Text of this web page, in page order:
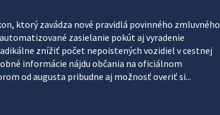
ktorý zavádza nové pravidlá povinného zmluvného
zasielanie pokút aj vyradenie
znížiť počet nepoistených vozidiel v cestnej
informácie nájdu občania na oficiálnom
od augusta pribudne aj možnosť overiť si...